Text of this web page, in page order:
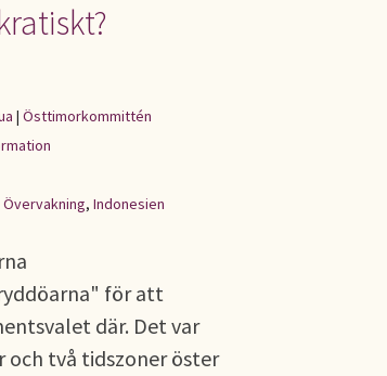
| Östtimorkommittén
Övervakning, Indonesien
för att
där. Det var
och två tidszoner öster